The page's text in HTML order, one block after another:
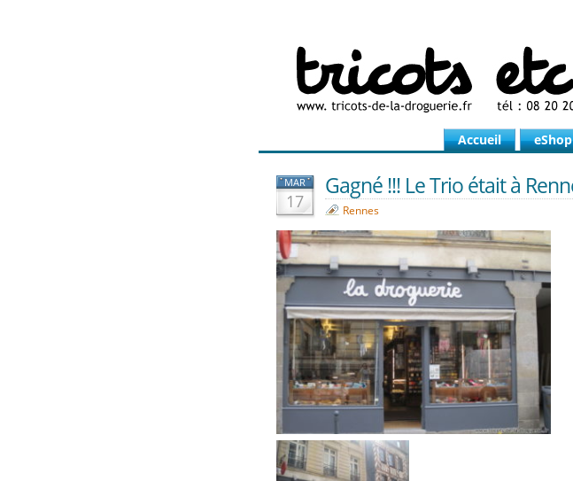
Accueil eShop
MAR
17
Gagné !!! Le Trio était à
Rennes